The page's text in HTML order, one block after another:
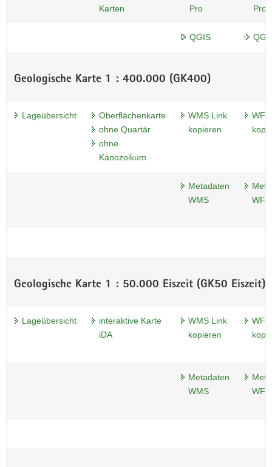
Karten
Pro
Pro
QGIS
Geologische Karte 1 : 400.000 (GK400)
Lageübersicht
Oberflächenkarte
ohne Quartär
ohne
Känozoikum
WMS Link
kopieren
Metadaten
WMS
WFS
Geologische Karte 1 : 50.000 Eiszeit (GK50 Eiszeit)
Lageübersicht
interaktive Karte
iDA
WMS Link
kopieren
Metadaten
WMS
WFS